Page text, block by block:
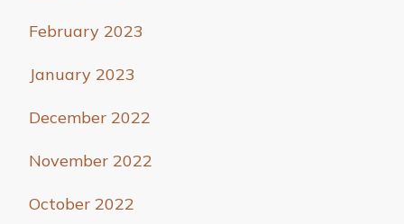
February 2023
January 2023
December 2022
November 2022
October 2022